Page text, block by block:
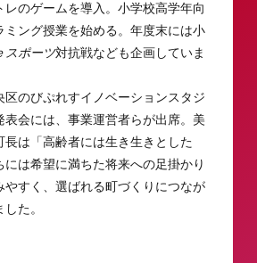
レのゲームを導入。小学校高学年向
ミング授業を始める。年度末には小
スポーツ対抗戦なども企画していま
区のびぷれすイノベーションスタジ
表会には、事業運営者らが出席。美
長は「高齢者には生き生きとした
には希望に満ちた将来への足掛かり
やすく、選ばれる町づくりにつなが
た。